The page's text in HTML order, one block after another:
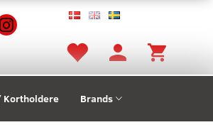
Kortholdere Brands